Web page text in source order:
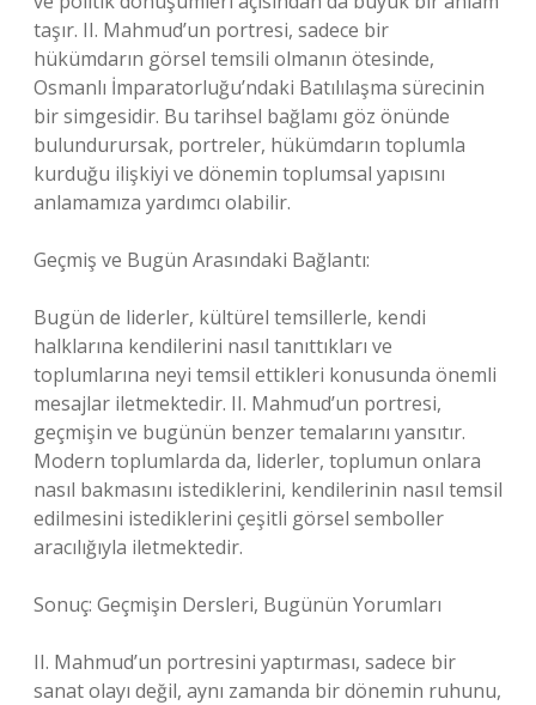
taşır. II. Mahmud’un portresi, sadece bir
hükümdarın görsel temsili olmanın ötesinde,
Osmanlı İmparatorluğu’ndaki Batılılaşma sürecinin
bir simgesidir. Bu tarihsel bağlamı göz önünde
bulundurursak, portreler, hükümdarın toplumla
kurduğu ilişkiyi ve dönemin toplumsal yapısını
anlamamıza yardımcı olabilir.
Geçmiş ve Bugün Arasındaki Bağlantı:
Bugün de liderler, kültürel temsillerle, kendi
halklarına kendilerini nasıl tanıttıkları ve
toplumlarına neyi temsil ettikleri konusunda önemli
mesajlar iletmektedir. II. Mahmud’un portresi,
geçmişin ve bugünün benzer temalarını yansıtır.
Modern toplumlarda da, liderler, toplumun onlara
nasıl bakmasını istediklerini, kendilerinin nasıl temsil
edilmesini istediklerini çeşitli görsel semboller
aracılığıyla iletmektedir.
Sonuç: Geçmişin Dersleri, Bugünün Yorumları
II. Mahmud’un portresini yaptırması, sadece bir
sanat olayı değil, aynı zamanda bir dönemin ruhunu,